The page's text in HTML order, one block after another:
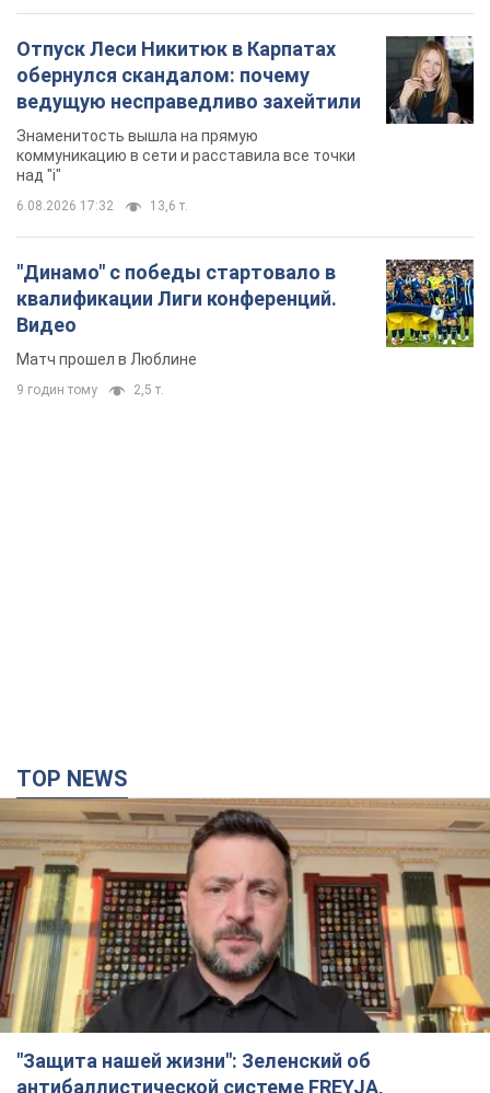
квалификации Лиги конференций.
Видео
Матч прошел в Люблине
9 годин тому 2,5 т.
"Защита нашей жизни": Зеленский об
антибаллистической системе FREYJA,
санкциях против России и поддержке аграриев.
Видео
Европейские партнеры присоединяются к совместному
проекту
10 годин тому 79,4 т.
С 1 сентября украинским учителям повысят
зарплаты: Корецкий раскрыл подробности
правительство объявило об увеличении студенческих
стипендий